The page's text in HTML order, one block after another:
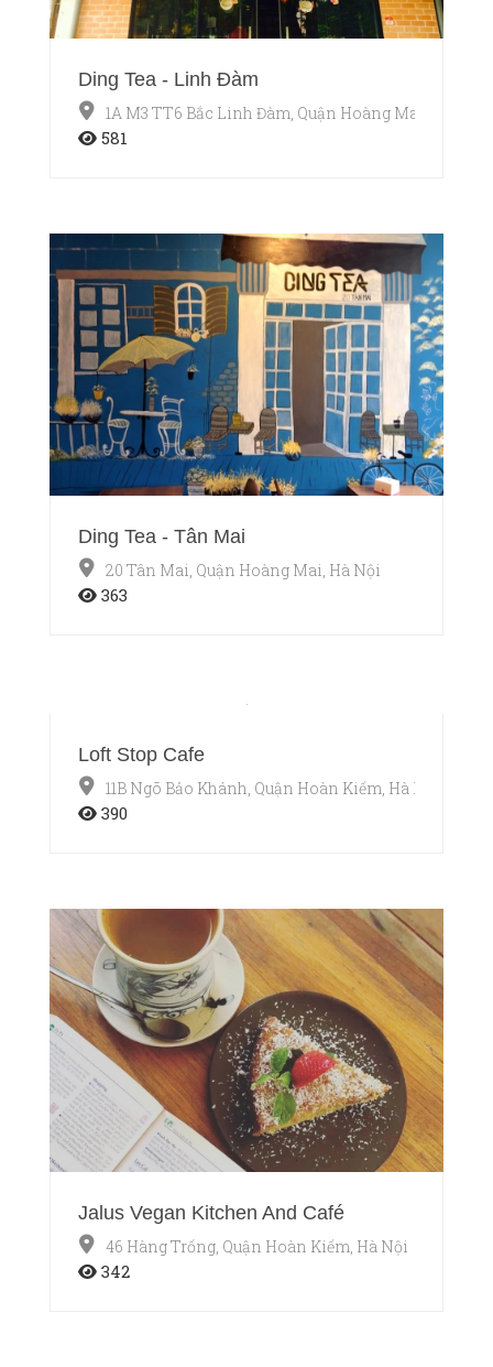
Ding Tea - Linh Đàm
1A M3 TT6 Bắc Linh Đàm, Quận Hoàng Mai, Hà Nội
581
Ding Tea - Tân Mai
20 Tân Mai, Quận Hoàng Mai, Hà Nội
363
Loft Stop Cafe
11B Ngõ Bảo Khánh, Quận Hoàn Kiếm, Hà Nội
390
Jalus Vegan Kitchen And Café
46 Hàng Trống, Quận Hoàn Kiếm, Hà Nội
342